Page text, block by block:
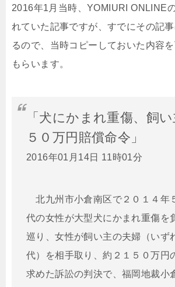
2016年1月当時、YOMIURI ONLINE
れていた記事ですが、すでにその記
るので、当時コピーしておいた内容
もらいます。
「犬にかまれ重傷、飼
５０万円賠償命令」
2016年01月14日 11時01分
北九州市小倉南区で２０１４年
代の女性が大型犬にかまれ重傷を
巡り、女性が飼い主の夫婦（いず
代）を相手取り、約２１５０万円
求めた訴訟の判決で、福岡地裁小